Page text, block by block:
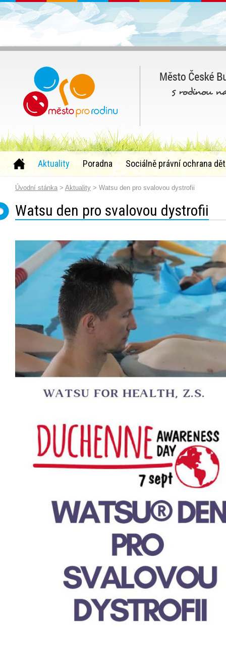
Aktuality Poradna Sociálně právní ochrana
Úvodní stánka > Aktuality > Watsu den pro svalovou dystrofii
Watsu den pro svalovou dystrofii